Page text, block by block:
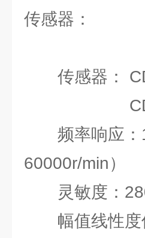
传感器：
传感器：
CD-21-S
频率响应：
60000r/min）
灵敏度：
幅值线性度